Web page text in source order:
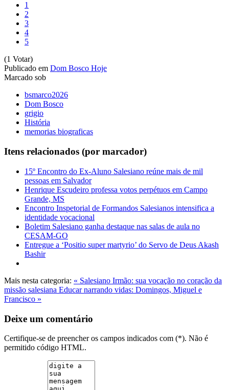
1
2
3
4
5
(1 Votar)
Publicado em Dom Bosco Hoje
Marcado sob
bsmarco2026
Dom Bosco
grigio
História
memorias biograficas
Itens relacionados (por marcador)
15º Encontro do Ex-Aluno Salesiano reúne mais de mil
pessoas em Salvador
Henrique Escudeiro professa votos perpétuos em Campo
Grande, MS
Encontro Inspetorial de Formandos Salesianos intensifica a
identidade vocacional
Boletim Salesiano ganha destaque nas salas de aula no
CESAM-GO
Entregue a ‘Positio super martyrio’ do Servo de Deus Akash
Bashir
Mais nesta categoria: « Salesiano Irmão: sua vocação no coração da
missão salesiana Educar narrando vidas: Domingos, Miguel e
Francisco »
Deixe um comentário
Certifique-se de preencher os campos indicados com (*). Não é
permitido código HTML.